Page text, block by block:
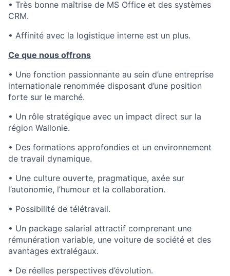
• Très bonne maîtrise de MS Office et des systèmes
CRM.
• Affinité avec la logistique interne est un plus.
Ce que nous offrons
• Une fonction passionnante au sein d’une entreprise
internationale renommée disposant d’une position
forte sur le marché.
• Un rôle stratégique avec un impact direct sur la
région Wallonie.
• Des formations approfondies et un environnement
de travail dynamique.
• Une culture ouverte, pragmatique, axée sur
l’autonomie, l’humour et la collaboration.
• Possibilité de télétravail.
• Un package salarial attractif comprenant une
rémunération variable, une voiture de société et des
avantages extralégaux.
• De réelles perspectives d’évolution.